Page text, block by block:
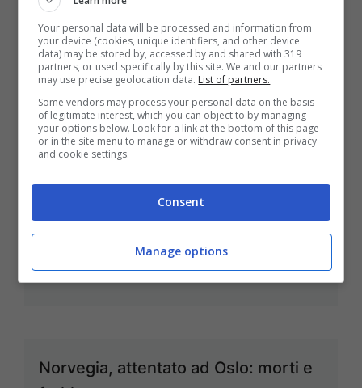
Auto in rete a rischio virus
Set 28, 2011
Film In Sala 9 Settembre: Super 8,
Box Office 3D
Set 9, 2011
Norvegia, attentato ad Oslo: morti e
Your personal data will be processed and information from
your device (cookies, unique identifiers, and other device
data) may be stored by, accessed by and shared with 319
partners, or used specifically by this site. We and our partners
may use precise geolocation data. List of partners.
Some vendors may process your personal data on the basis
of legitimate interest, which you can object to by managing
your options below. Look for a link at the bottom of this page
or in the site menu to manage or withdraw consent in privacy
and cookie settings.
Consent
Manage options